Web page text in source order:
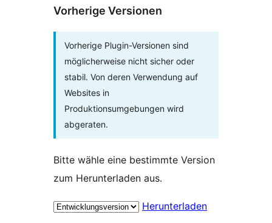
Vorherige Versionen
Vorherige Plugin-Versionen sind
möglicherweise nicht sicher oder
stabil. Von deren Verwendung auf
Websites in
Produktionsumgebungen wird
abgeraten.
Bitte wähle eine bestimmte Version
zum Herunterladen aus.
Herunterladen